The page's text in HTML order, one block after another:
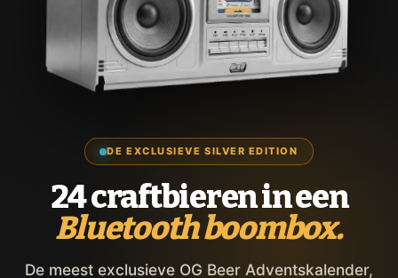
DE EXCLUSIEVE SILVER EDITION
24 craftbieren in een
Bluetooth boombox.
De meest exclusieve OG Beer Adventskalender,